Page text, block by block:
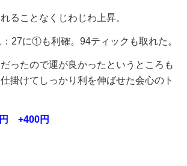
ることなくじわじわ上昇。
27に①も利確。94ティックも取れた。
ったので運が良かったというところも
掛けてしっかり利を伸ばせた会心のト
+400円